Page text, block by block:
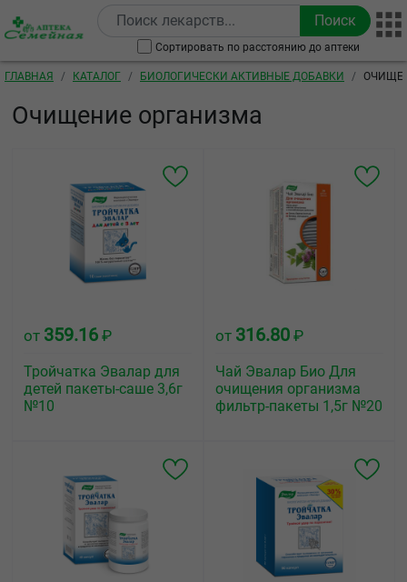
Сортировать по расстоянию до аптеки
Строка навигации
ГЛАВНАЯ КАТАЛОГ БИОЛОГИЧЕСКИ АКТИВНЫЕ ДОБАВКИ
Очищение организма
от 359.16 ₽
Тройчатка Эвалар для
детей пакеты-саше 3,6г
№10
от 316.80 ₽
Чай Эвалар Био Для
очищения организма
фильтр-пакеты 1,5г №20